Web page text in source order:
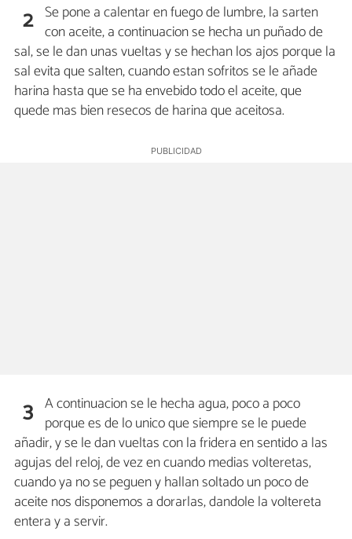
2 Se pone a calentar en fuego de lumbre, la sarten
con aceite, a continuacion se hecha un puñado de
sal, se le dan unas vueltas y se hechan los ajos porque la
sal evita que salten, cuando estan sofritos se le añade
harina hasta que se ha envebido todo el aceite, que
quede mas bien resecos de harina que aceitosa.
3 A continuacion se le hecha agua, poco a poco
porque es de lo unico que siempre se le puede
añadir, y se le dan vueltas con la fridera en sentido a las
agujas del reloj, de vez en cuando medias volteretas,
cuando ya no se peguen y hallan soltado un poco de
aceite nos disponemos a dorarlas, dandole la voltereta
entera y a servir.